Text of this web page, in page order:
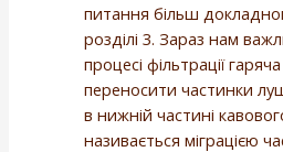
питання більш
розділі 3. Зараз нам
процесі фільтрації
переносити частинки
в нижній частині
називається міграцією